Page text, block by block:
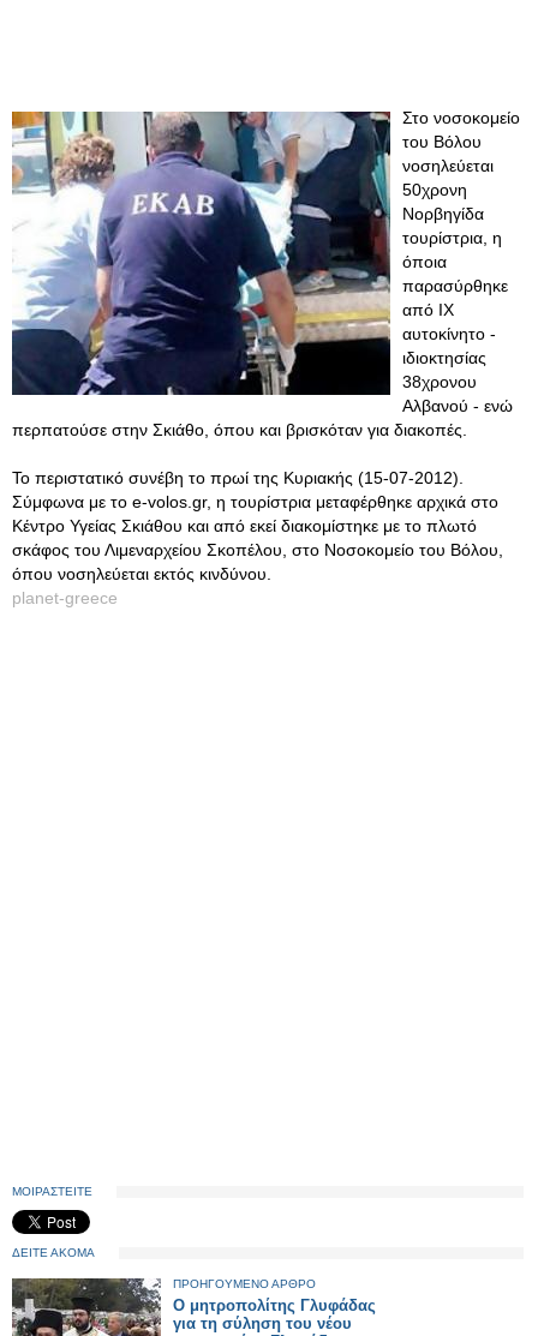
Στο νοσοκομείο
του Βόλου
νοσηλεύεται
50χρονη
Νορβηγίδα
τουρίστρια, η
όποια
παρασύρθηκε
από ΙΧ
αυτοκίνητο -
ιδιοκτησίας
38χρονου
Αλβανού - ενώ
περπατούσε στην Σκιάθο, όπου και βρισκόταν για διακοπές.
Το περιστατικό συνέβη το πρωί της Κυριακής (15-07-2012).
Σύμφωνα με το e-volos.gr, η τουρίστρια μεταφέρθηκε αρχικά στο
Κέντρο Υγείας Σκιάθου και από εκεί διακομίστηκε με το πλωτό
σκάφος του Λιμεναρχείου Σκοπέλου, στο Νοσοκομείο του Βόλου,
όπου νοσηλεύεται εκτός κινδύνου.
planet-greece
ΜΟΙΡΑΣΤΕΙΤΕ
ΔΕΙΤΕ ΑΚΟΜΑ
ΠΡΟΗΓΟΥΜΕΝΟ ΑΡΘΡΟ
Ο μητροπολίτης Γλυφάδας
για τη σύληση του νέου